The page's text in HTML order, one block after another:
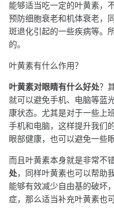
能够适当吃一定的叶黄素，
预防细胞衰老和机体衰老，
斑退化引起的一些疾病等。
的。
叶黄素有什么作用？
叶黄素对眼睛有什么好处？
就可以避免手机、电脑等蓝
康状态。尤其是对于一些上
手机和电脑，这样提升我们
眼部健康，也可以避免一些
而且叶黄素本身就是非常不
处，同样叶黄素也可以帮助
能够有效减少自由基的破坏
症，那么适当补充叶黄素也